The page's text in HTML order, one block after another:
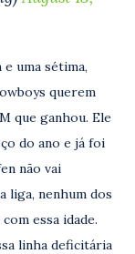
uma sétima,
querem
que ganhou. Ele
do ano e já foi
não vai
liga, nenhum dos
essa idade.
linha deficitária